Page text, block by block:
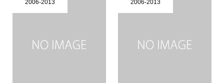
2006-2013 2006-2013